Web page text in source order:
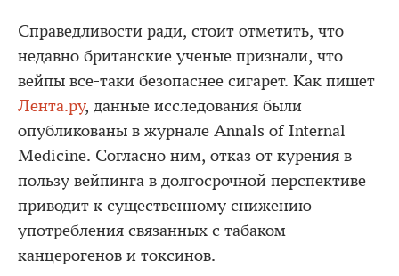
Справедливости ради, стоит отметить, что
недавно британские ученые признали, что
вейпы все-таки безопаснее сигарет. Как пишет
Лента.ру, данные исследования были
опубликованы в журнале Annals of Internal
Medicine. Согласно ним, отказ от курения в
пользу вейпинга в долгосрочной перспективе
приводит к существенному снижению
употребления связанных с табаком
канцерогенов и токсинов.